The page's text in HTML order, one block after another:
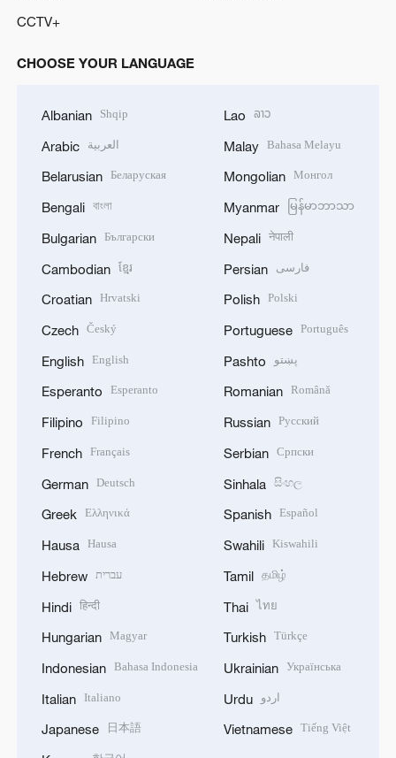
CCTV+
CHOOSE YOUR LANGUAGE
Albanian Shqip
Arabic العربية
Belarusian Беларуская
Bengali বাংলা
Bulgarian Български
Cambodian ខ្មែរ
Croatian Hrvatski
Czech Český
English English
Esperanto Esperanto
Filipino Filipino
French Français
German Deutsch
Greek Ελληνικά
Hausa Hausa
Hebrew עברית
Hindi हिन्दी
Hungarian Magyar
Indonesian Bahasa Indonesia
Italian Italiano
Japanese 日本語
Lao ລາວ
Malay Bahasa Melayu
Mongolian Монгол
Myanmar မြန်မာဘာသာ
Nepali नेपाली
Persian فارسی
Polish Polski
Portuguese Português
Pashto پښتو
Romanian Română
Russian Русский
Serbian Српски
Sinhala සිංහල
Spanish Español
Swahili Kiswahili
Tamil தமிழ்
Thai ไทย
Turkish Türkçe
Ukrainian Українська
Urdu اردو
Vietnamese Tiếng Việt